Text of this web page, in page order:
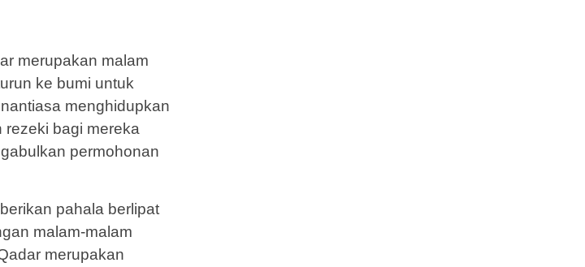
merupakan malam
ke bumi untuk
menghidupkan
rezeki bagi mereka
permohonan
pahala berlipat
malam-malam
merupakan